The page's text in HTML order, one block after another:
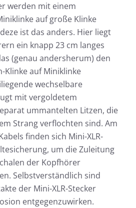
werden mit einem
auf große Klinke
ist das anders. Hier liegt
ein knapp 23 cm langes
(genau andersherum) den
Klinke auf Miniklinke
wechselbare
mit vergoldetem
ummantelten Litzen, die
Strang verflochten sind. Am
finden sich Mini-XLR-
um die Zuleitung
der Kopfhörer
Selbstverständlich sind
der Mini-XLR-Stecker
entgegenzuwirken.